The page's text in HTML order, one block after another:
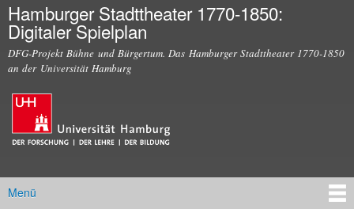
Direkt
zum
Inhalt
Hamburger Stadttheater 1770-1850:
Digitaler Spielplan
DFG-Projekt Bühne und Bürgertum. Das Hamburger Stadttheater 1770-1850
an der Universität Hamburg
Hauptmenü
Menü